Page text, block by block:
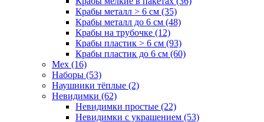
Крабы металл > 6 см (35)
Крабы металл до 6 см (48)
Крабы на трубочке (12)
Крабы пластик > 6 см (93)
Крабы пластик до 6 см (60)
Мех (16)
Наборы (53)
Наушники тёплые (2)
Невидимки (62)
Невидимки простые (22)
Невидимки с украшением (53)